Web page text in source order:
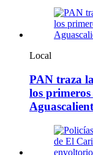
Local
PAN traza
los